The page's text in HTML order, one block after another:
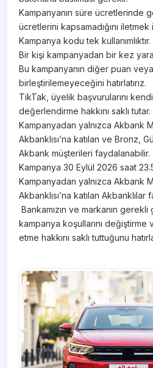
Kampanyanın süre ücretlerinde
ücretlerini kapsamadığını iletmek
Kampanya kodu tek kullanımlıktır.
Bir kişi kampanyadan bir kez
Bu kampanyanın diğer puan
birleştirilemeyeceğini hatırlatırız.
TikTak, üyelik başvurularını
değerlendirme hakkını saklı tutar.
Kampanyadan yalnızca Akbank
Akbanklısı’na katılan ve Bronz,
Akbank müşterileri faydalanabilir.​
Kampanya 30 Eylül 2026 saat
Kampanyadan yalnızca Akbank
Akbanklısı’na katılan Akbanklılar
Bankamızın ve markanın
kampanya koşullarını değiştirme
etme hakkını saklı tuttuğunu